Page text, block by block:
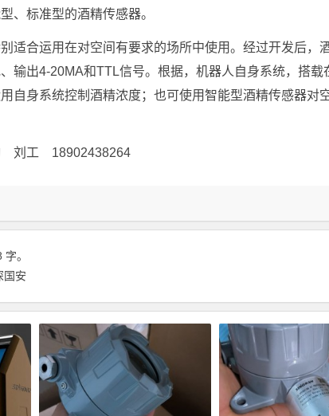
、标准型的酒精传感器。
适合运用在对空间有要求的场所中使用。经过开发后，
输出4-20MA和TTL信号。根据，机器人自身系统，搭载
自身系统控制酒精浓度；也可使用智能型酒精传感器对
刘工 18902438264
。
国安